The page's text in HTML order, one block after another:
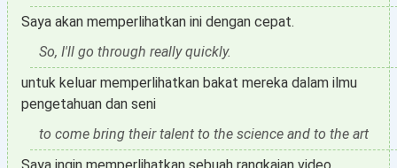
Saya akan memperlihatkan ini dengan cepat.
So, I'll go through really quickly.
untuk keluar memperlihatkan bakat mereka dalam ilmu
pengetahuan dan seni
to come bring their talent to the science and to the art